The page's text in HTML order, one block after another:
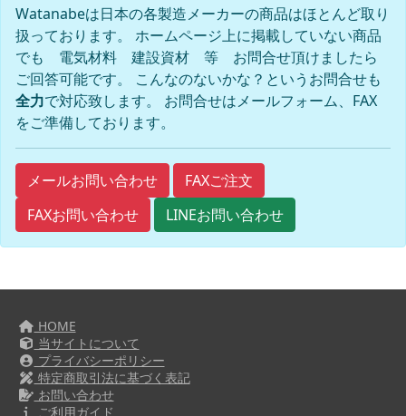
Watanabeは日本の各製造メーカーの商品はほとんど取り
扱っております。 ホームページ上に掲載していない商品
でも 電気材料 建設資材 等 お問合せ頂けましたら
ご回答可能です。 こんなのないかな？というお問合せも
全力で対応致します。 お問合せはメールフォーム、FAX
をご準備しております。
メールお問い合わせ
FAXご注文
FAXお問い合わせ
LINEお問い合わせ
HOME
当サイトについて
プライバシーポリシー
特定商取引法に基づく表記
お問い合わせ
ご利用ガイド